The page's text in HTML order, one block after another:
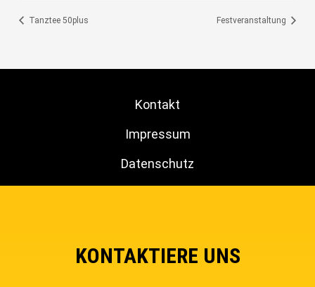
Tanztee 50plus Festveranstaltung
Kontakt
Impressum
Datenschutz
KONTAKTIERE UNS